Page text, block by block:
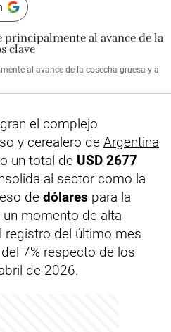
al avance de la cosecha gruesa y a
el complejo
y cerealero de Argentina
un total de USD 2677
al sector como la
de dólares para la
momento de alta
registro del último mes
7% respecto de los
de 2026.